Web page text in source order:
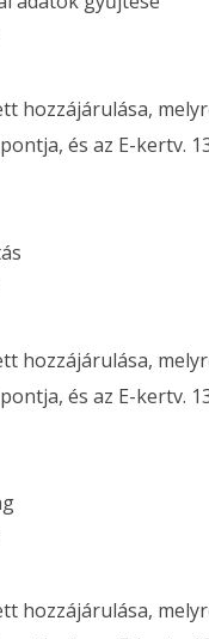
hozzájárulása,
és az E-kertv.
hozzájárulása,
és az E-kertv.
hozzájárulása,